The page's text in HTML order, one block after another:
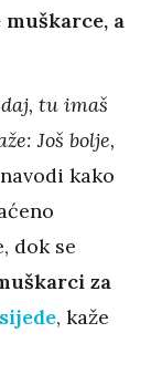
a
tu imaš
Još bolje,
kako
dok se
za
sijede, kaže